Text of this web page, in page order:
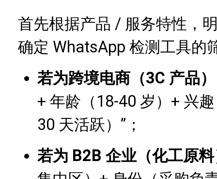
首先根据产品 / 服务特性，
确定 WhatsApp 检测工具的
若为跨境电商（3C 产品）
+ 年龄（18-40 岁）+ 兴
30 天活跃）”；
若为 B2B 企业（化工原